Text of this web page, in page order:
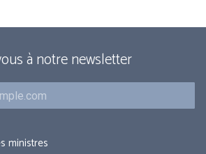
à notre newsletter
ministres